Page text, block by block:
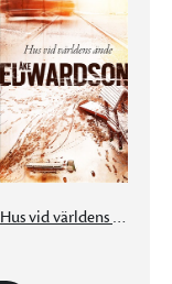
Hus vid världens ände